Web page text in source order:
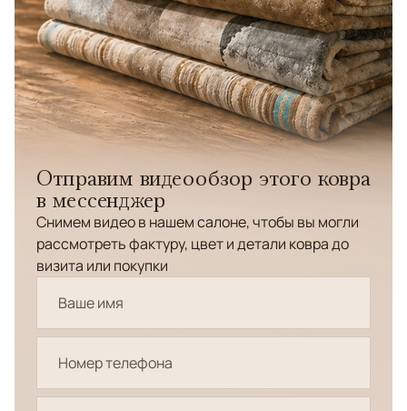
Отправим видеообзор этого ковра
в мессенджер
Снимем видео в нашем салоне, чтобы вы могли
рассмотреть фактуру, цвет и детали ковра до
визита или покупки